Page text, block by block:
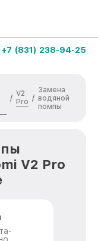
+7 (831) 238-94-25
/
V2
Pro /
Замена
водяной
помпы
V2 Pro